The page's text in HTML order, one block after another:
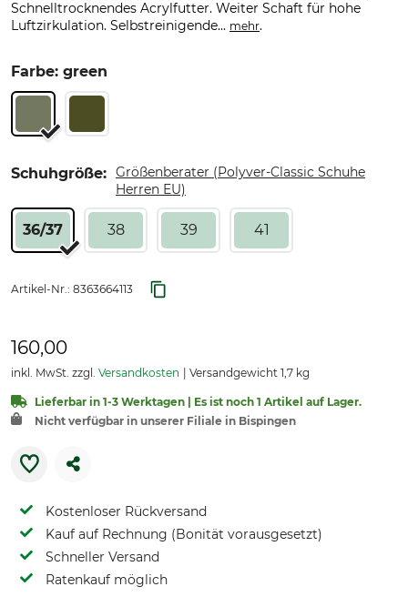
Schnelltrocknendes Acrylfutter. Weiter Schaft für hohe
Luftzirkulation. Selbstreinigende... mehr.
Farbe: green
Schuhgröße: Größenberater (Polyver-Classic Schuhe
Herren EU)
36/37 38 39 41
Artikel-Nr.: 8363664113
160,00
inkl. MwSt. zzgl. Versandkosten Versandgewicht 1,7 kg
Lieferbar in 1-3 Werktagen | Es ist noch 1 Artikel auf Lager.
Nicht verfügbar in unserer Filiale in Bispingen
Kostenloser Rückversand
Kauf auf Rechnung (Bonität vorausgesetzt)
Schneller Versand
Ratenkauf möglich